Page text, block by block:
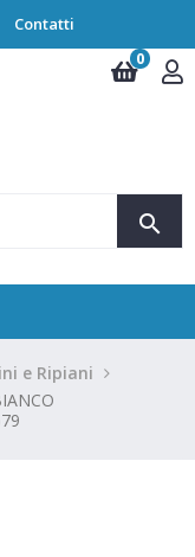
Contatti
search
0
e Ripiani